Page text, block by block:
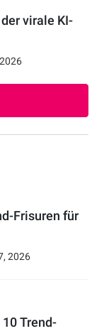
virale KI-
2026
Frisuren für
,2026
Trend-